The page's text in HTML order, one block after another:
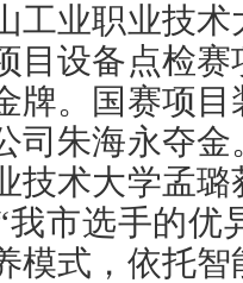
工业职业技
目设备点检
牌。国赛项
司朱海永夺
技术大学孟
市选手的优
模式，依托